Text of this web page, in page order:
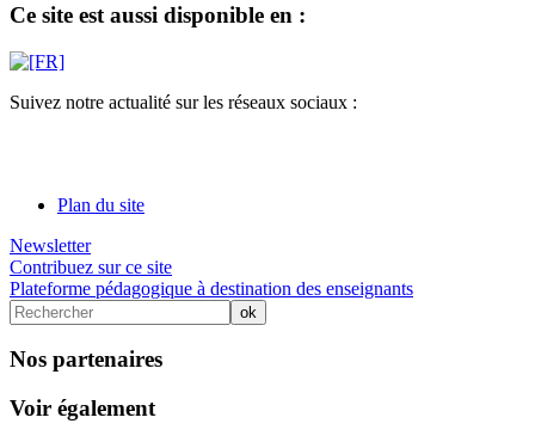
Ce site est aussi disponible en :
Suivez notre actualité sur les réseaux sociaux :
Plan du site
Newsletter
Contribuez sur ce site
Plateforme pédagogique à destination des enseignants
Nos partenaires
Voir également